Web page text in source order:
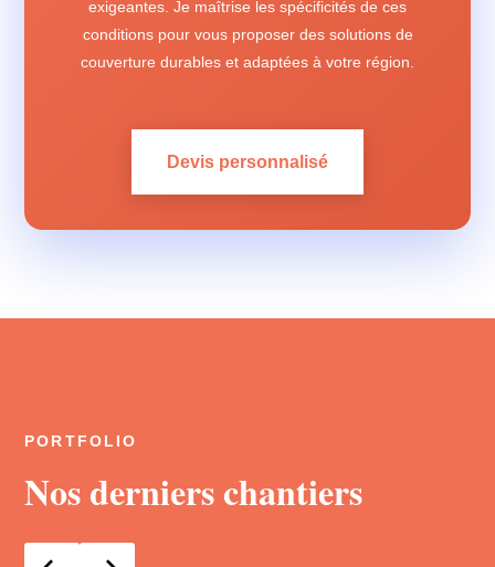
exigeantes. Je maîtrise les spécificités de ces
conditions pour vous proposer des solutions de
couverture durables et adaptées à votre région.
Devis personnalisé
PORTFOLIO
Nos derniers chantiers